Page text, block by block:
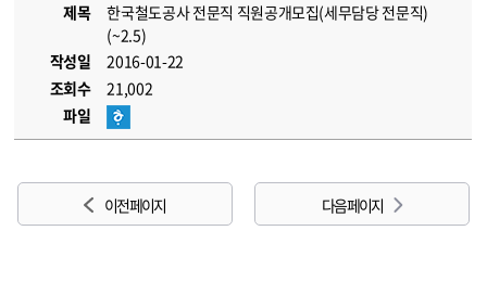
제목
한국철도공사 전문직 직원공개모집(세무담당 전문직)
(~2.5)
작성일
2016-01-22
조회수
21,002
파일
이전 페이지 다음 페이지